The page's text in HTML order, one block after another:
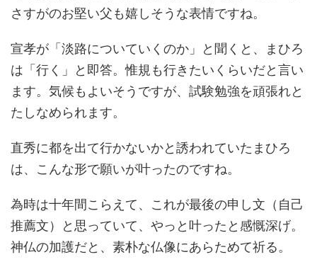
さすがのお堅い父も嬉しそうな表情ですね。
宣孝が「淡路についていくのか」と聞くと、まひろ
は「行く」と即答。惟規も行きたいくらいだと言い
ます。気候もよいそうですが、試験勉強を頑張れと
たしなめられます。
直秀に都を出て行かないかと誘われていたまひろ
は、こんな形で願いが叶ったのですね。
為時は十年間こらえて、これが最後の申し文（自己
推薦文）と思っていて、やっと叶ったと感慨深げ。
神仏の加護だと、素朴な仏像にあらためて祈る。